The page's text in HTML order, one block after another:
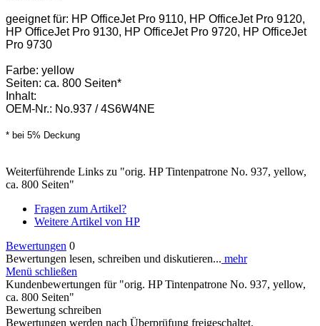
geeignet für: HP OfficeJet Pro 9110, HP OfficeJet Pro 9120,
HP OfficeJet Pro 9130, HP OfficeJet Pro 9720, HP OfficeJet
Pro 9730
Farbe: yellow
Seiten: ca. 800 Seiten*
Inhalt:
OEM-Nr.: No.937 / 4S6W4NE
* bei 5% Deckung
Weiterführende Links zu "orig. HP Tintenpatrone No. 937, yellow,
ca. 800 Seiten"
Fragen zum Artikel?
Weitere Artikel von HP
Bewertungen 0
Bewertungen lesen, schreiben und diskutieren... mehr
Menü schließen
Kundenbewertungen für "orig. HP Tintenpatrone No. 937, yellow,
ca. 800 Seiten"
Bewertung schreiben
Bewertungen werden nach Überprüfung freigeschaltet.